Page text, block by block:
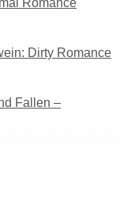
Romance
Dirty Romance
Fallen –